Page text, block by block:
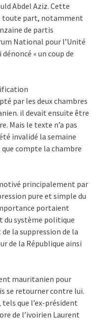
Abdel Aziz. Cette
toute part, notamment
de partis
National pour l’Unité
« un coup de
par les deux chambres
il devait ensuite être
Mais le texte n’a pas
invalidé la semaine
que compte la chambre
principalement par
pure et simple du
portaient
système politique
la suppression de la
de la République ainsi
mauritanien pour
se retourner contre lui.
que l’ex-président
de l’ivoirien Laurent